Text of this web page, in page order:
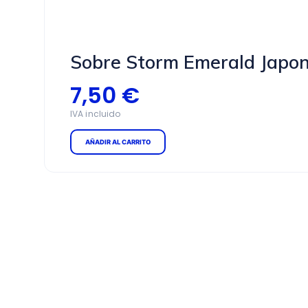
Sobre Storm Emerald
7,50 €
AÑADIR AL CARRITO